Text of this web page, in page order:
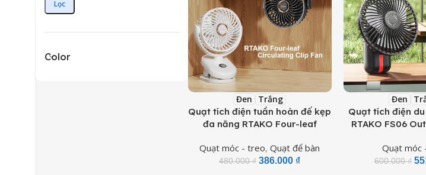
Lọc
Color
Đen
Trắng
Quạt tích điện tuần hoàn đế kẹp
đa năng RTAKO Four-leaf
48H)
Quạt móc - treo,Quạt để bàn
480.000₫ 386.000 ₫
Đen
Quạt tích điện
RTAKO FS06
Quạt móc
600.000₫